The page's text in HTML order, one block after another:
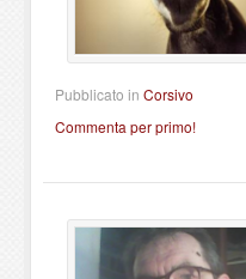
Pubblicato in Corsivo
Commenta per primo!